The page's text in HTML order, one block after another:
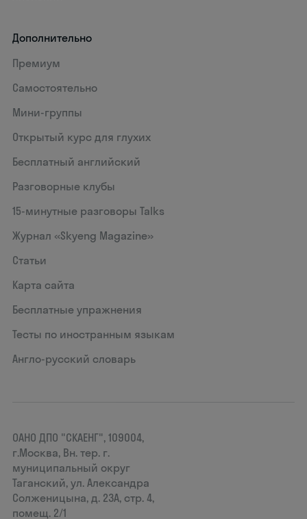
Дополнительно
Премиум
Самостоятельно
Мини-группы
Открытый курс для глухих
Бесплатный английский
Разговорные клубы
15‑минутные разговоры Talks
Журнал «Skyeng Magazine»
Статьи
Карта сайта
Бесплатные упражнения
Тесты по иностранным языкам
Англо-русский словарь
ОАНО ДПО "СКАЕНГ", 109004,
г.Москва, Вн. тер. г.
муниципальный округ
Таганский, ул. Александра
Солженицына, д. 23А, стр. 4,
помещ. 2/1